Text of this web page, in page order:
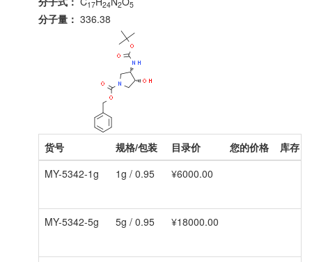
17 24 2 5
分子量： 336.38
货号 规格/包装 目录价 您的价格 库存
MY-5342-1g
1g / 0.95 ¥6000.00
MY-5342-5g 5g / 0.95 ¥18000.00